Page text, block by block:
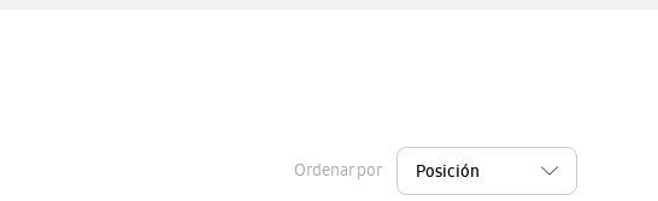
Ordenar por